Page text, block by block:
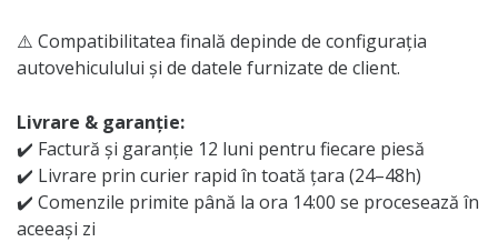
⚠️ Compatibilitatea finală depinde de configurația
autovehiculului și de datele furnizate de client.
Livrare & garanție:
✔️ Factură și garanție 12 luni pentru fiecare piesă
✔️ Livrare prin curier rapid în toată țara (24–48h)
✔️ Comenzile primite până la ora 14:00 se procesează în
aceeași zi